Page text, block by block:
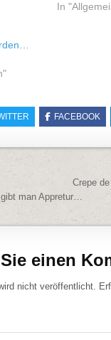
In
FACEBOOK
Crepe
man Appretur…
einen
nicht veröffentlicht.